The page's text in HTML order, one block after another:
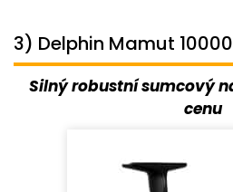
3) Delphin Mamut 10000
Silný robustní sumcový
cenu